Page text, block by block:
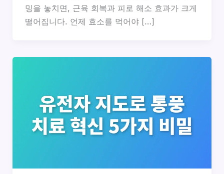
밍을 놓치면, 근육 회복과 피로 해소 효과가 크게
떨어집니다. 언제 효소를 먹어야 […]